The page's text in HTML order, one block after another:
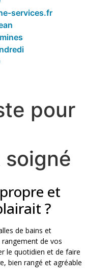
services.fr
pour
et
?
de bains et
de vos
le quotidien et de faire
bien rangé et agréable